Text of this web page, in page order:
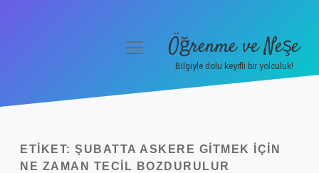
Yasal Uyarı
menüyüÖğrenme ve Neşe
Bilgiyle dolu keyifli bir yolculuk!
ETIKET: ŞUBATTA ASKERE GITMEK IÇIN
NE ZAMAN TECIL BOZDURULUR